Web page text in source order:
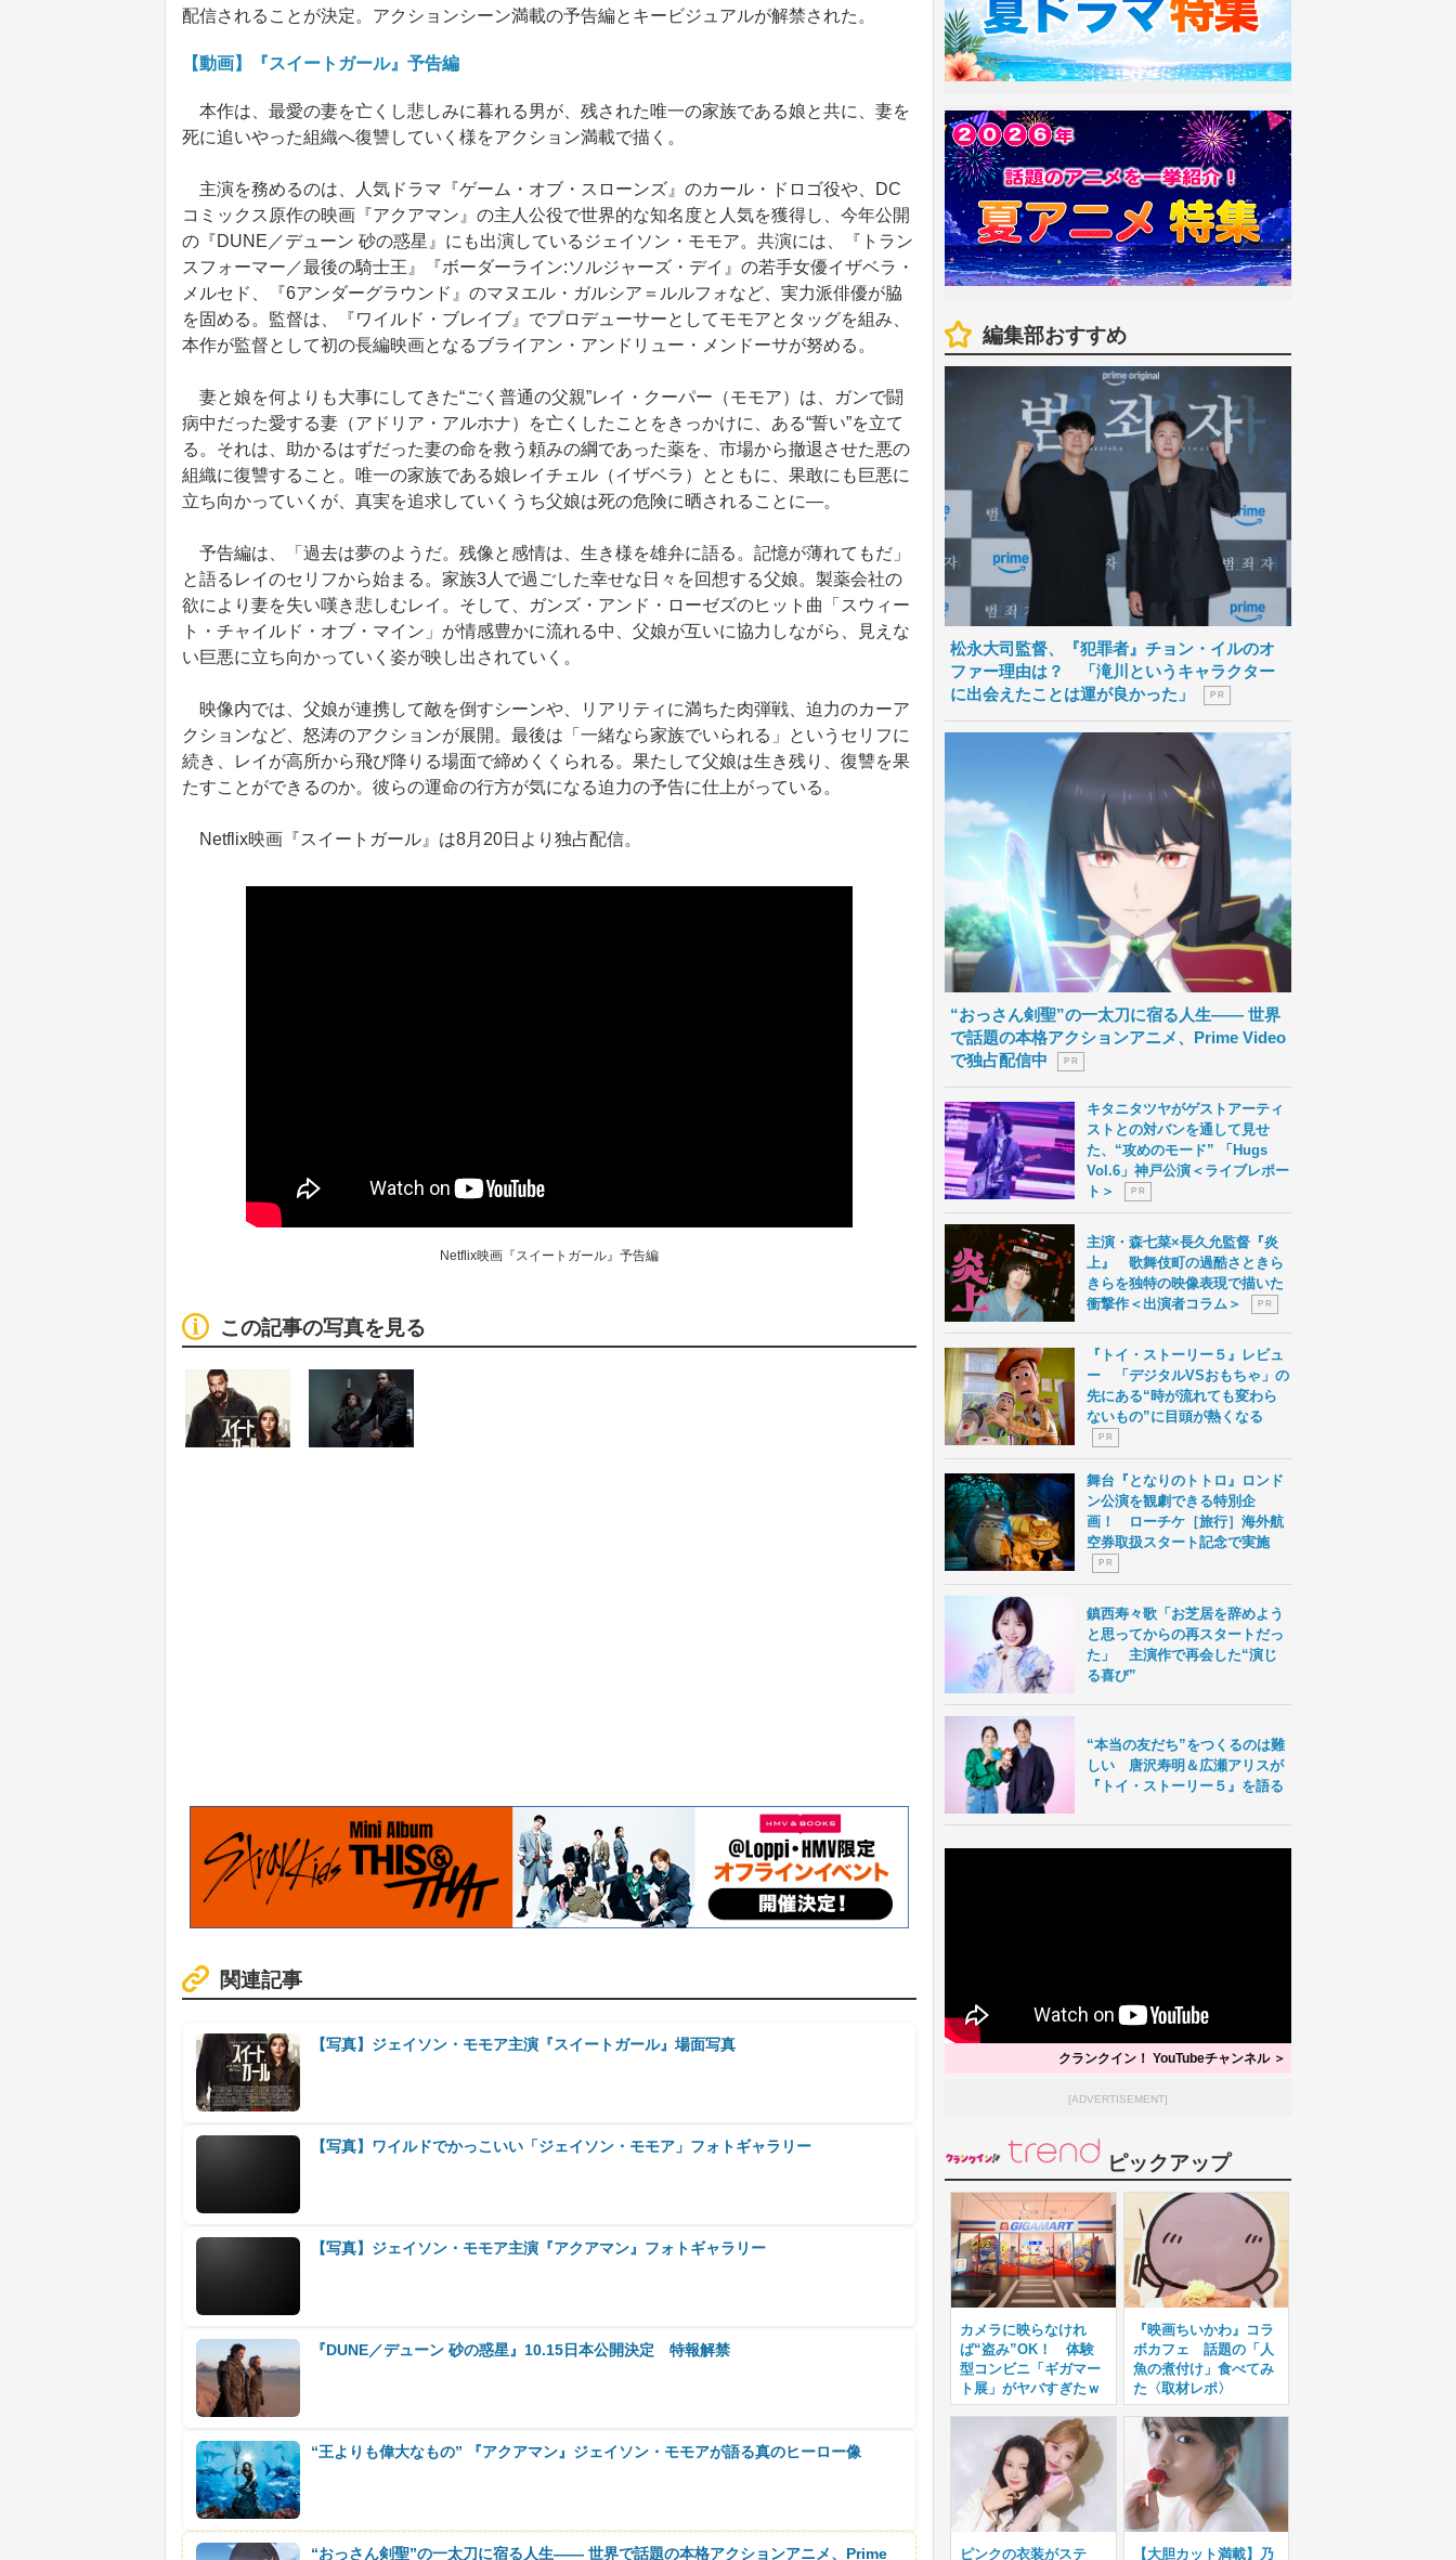
配信されることが決定。アクションシーン満載の予告編とキービジュアルが解禁された。
【動画】『スイートガール』予告編
本作は、最愛の妻を亡くし悲しみに暮れる男が、残された唯一の家族である娘と共に、妻を
死に追いやった組織へ復讐していく様をアクション満載で描く。
主演を務めるのは、人気ドラマ『ゲーム・オブ・スローンズ』のカール・ドロゴ役や、DC
コミックス原作の映画『アクアマン』の主人公役で世界的な知名度と人気を獲得し、今年公開
の『DUNE／デューン 砂の惑星』にも出演しているジェイソン・モモア。共演には、『トラン
スフォーマー／最後の騎士王』『ボーダーライン:ソルジャーズ・デイ』の若手女優イザベラ・
メルセド、『6アンダーグラウンド』のマヌエル・ガルシア＝ルルフォなど、実力派俳優が脇
を固める。監督は、『ワイルド・ブレイブ』でプロデューサーとしてモモアとタッグを組み、
本作が監督として初の長編映画となるブライアン・アンドリュー・メンドーサが努める。
妻と娘を何よりも大事にしてきた“ごく普通の父親”レイ・クーパー（モモア）は、ガンで闘
病中だった愛する妻（アドリア・アルホナ）を亡くしたことをきっかけに、ある“誓い”を立て
る。それは、助かるはずだった妻の命を救う頼みの綱であった薬を、市場から撤退させた悪の
組織に復讐すること。唯一の家族である娘レイチェル（イザベラ）とともに、果敢にも巨悪に
立ち向かっていくが、真実を追求していくうち父娘は死の危険に晒されることに―。
予告編は、「過去は夢のようだ。残像と感情は、生き様を雄弁に語る。記憶が薄れてもだ」
と語るレイのセリフから始まる。家族3人で過ごした幸せな日々を回想する父娘。製薬会社の
欲により妻を失い嘆き悲しむレイ。そして、ガンズ・アンド・ローゼズのヒット曲「スウィー
ト・チャイルド・オブ・マイン」が情感豊かに流れる中、父娘が互いに協力しながら、見えな
い巨悪に立ち向かっていく姿が映し出されていく。
映像内では、父娘が連携して敵を倒すシーンや、リアリティに満ちた肉弾戦、迫力のカーア
クションなど、怒涛のアクションが展開。最後は「一緒なら家族でいられる」というセリフに
続き、レイが高所から飛び降りる場面で締めくくられる。果たして父娘は生き残り、復讐を果
たすことができるのか。彼らの運命の行方が気になる迫力の予告に仕上がっている。
Netflix映画『スイートガール』は8月20日より独占配信。
Netflix映画『スイートガール』予告編
この記事の写真を見る
関連記事
【写真】ジェイソン・モモア主演『スイートガール』場面写真
【写真】ワイルドでかっこいい「ジェイソン・モモア」フォトギャラリー
【写真】ジェイソン・モモア主演『アクアマン』フォトギャラリー
『DUNE／デューン 砂の惑星』10.15日本公開決定 特報解禁
“王よりも偉大なもの” 『アクアマン』ジェイソン・モモアが語る真のヒーロー像
“おっさん剣聖”の一太刀に宿る人生―― 世界で話題の本格アクションアニメ、Prime
編集部おすすめ
松永大司監督、『犯罪者』チョン・イルのオ
ファー理由は？ 「滝川というキャラクター
に出会えたことは運が良かった」
P R
“おっさん剣聖”の一太刀に宿る人生―― 世界
で話題の本格アクションアニメ、Prime Video
で独占配信中
P R
キタニタツヤがゲストアーティ
ストとの対バンを通して見せ
た、“攻めのモード” 「Hugs
Vol.6」神戸公演＜ライブレポー
ト＞
P R
主演・森七菜×長久允監督『炎
上』 歌舞伎町の過酷さときら
きらを独特の映像表現で描いた
衝撃作＜出演者コラム＞
P R
『トイ・ストーリー５』レビュ
ー 「デジタルVSおもちゃ」の
先にある“時が流れても変わら
ないもの”に目頭が熱くなる
P R
舞台『となりのトトロ』ロンド
ン公演を観劇できる特別企
画！ ローチケ［旅行］海外航
空券取扱スタート記念で実施
P R
鎮西寿々歌「お芝居を辞めよう
と思ってからの再スタートだっ
た」 主演作で再会した“演じ
る喜び”
“本当の友だち”をつくるのは難
しい 唐沢寿明＆広瀬アリスが
『トイ・ストーリー５』を語る
クランクイン！ YouTubeチャンネル ＞
[ADVERTISEMENT]
ピックアップ
カメラに映らなけれ
ば“盗み”OK！ 体験
型コンビニ「ギガマー
ト展」がヤバすぎたｗ
『映画ちいかわ』コラ
ボカフェ 話題の「人
魚の煮付け」食べてみ
た〈取材レポ〉
ピンクの衣装がステ 【大胆カット満載】乃